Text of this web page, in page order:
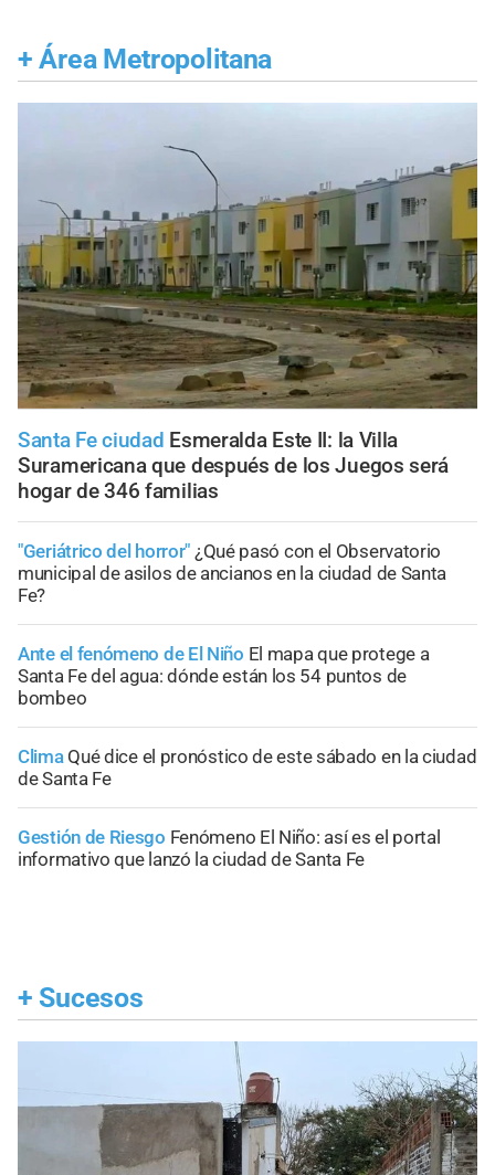
+ Área Metropolitana
Santa Fe ciudad Esmeralda Este II: la Villa
Suramericana que después de los Juegos será
hogar de 346 familias
"Geriátrico del horror" ¿Qué pasó con el Observatorio
municipal de asilos de ancianos en la ciudad de Santa
Fe?
Ante el fenómeno de El Niño El mapa que protege a
Santa Fe del agua: dónde están los 54 puntos de
bombeo
Clima Qué dice el pronóstico de este sábado en la ciudad
de Santa Fe
Gestión de Riesgo Fenómeno El Niño: así es el portal
informativo que lanzó la ciudad de Santa Fe
+ Sucesos